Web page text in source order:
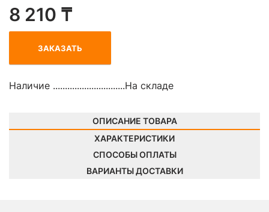
8 210 ₸
ЗАКАЗАТЬ
Наличие ..............................На складе
ОПИСАНИЕ ТОВАРА
ХАРАКТЕРИСТИКИ
СПОСОБЫ ОПЛАТЫ
ВАРИАНТЫ ДОСТАВКИ